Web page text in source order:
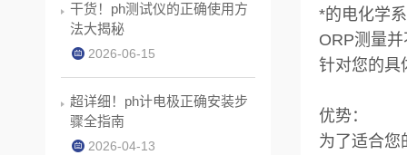
*的电化学
ORP测量
针对您的具
优势：
为了适合您
干货！ph测试仪的正确使用方
法大揭秘
2026-06-15
超详细！ph计电极正确安装步
骤全指南
2026-04-13